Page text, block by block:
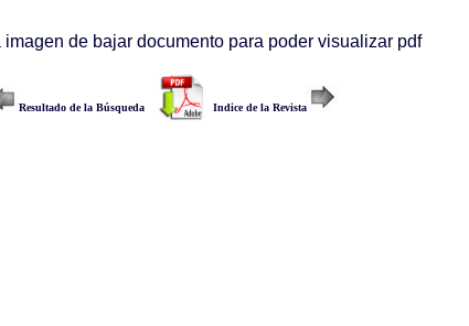
de bajar documento para poder visualizar pdf
Resultado de la Búsqueda Indice de la Revista